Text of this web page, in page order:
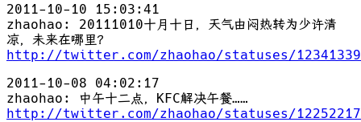
2011-10-10 15:03:41
zhaohao: 20111010十月十日，天气由闷热转为少许清
凉，未来在哪里？
http://twitter.com/zhaohao/statuses/
2011-10-08 04:02:17
zhaohao: 中午十二点，KFC解决午餐……
http://twitter.com/zhaohao/statuses/